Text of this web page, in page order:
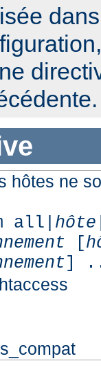
hôtes ne
all| hôte
[
]